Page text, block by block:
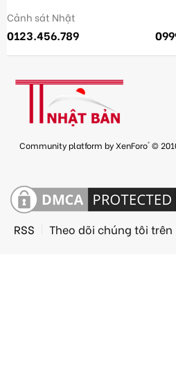
Cảnh sát Nhật
0123.456.789
Community platform by XenForo® ©
RSS Theo dõi chúng tôi trên